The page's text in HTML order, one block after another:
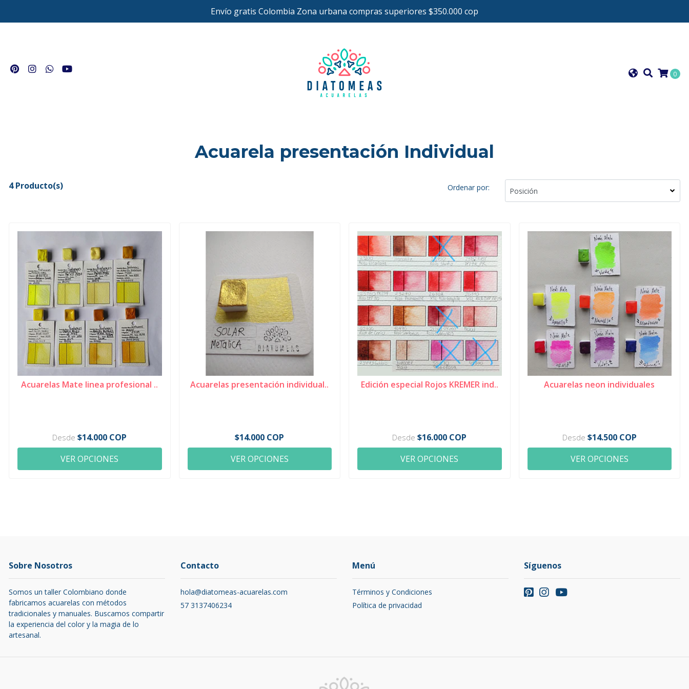
Envío gratis Colombia Zona urbana compras superiores $350.000 cop
0
Acuarela presentación Individual
4 Producto(s) Ordenar por:
Acuarelas Mate linea profesional ..
Desde$14.000 COP
VER OPCIONES
Acuarelas presentación individual..
$14.000 COP
VER OPCIONES
Edición especial Rojos KREMER ind..
Desde$16.000 COP
VER OPCIONES
Acuarelas neon individuales
Desde $14.500 COP
VER OPCIONES
Sobre Nosotros
Somos un taller Colombiano donde
fabricamos acuarelas con métodos
tradicionales y manuales. Buscamos compartir
la experiencia del color y la magia de lo
artesanal.
Contacto
hola@diatomeas-acuarelas.com
57 3137406234
Menú
Términos y Condiciones
Política de privacidad
Síguenos